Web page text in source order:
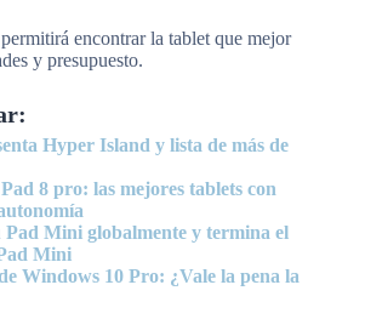
encontrar la tablet que mejor
y presupuesto.
Hyper Island y lista de más de
8 pro: las mejores tablets con
Pad Mini globalmente y termina el
Mini
Windows 10 Pro: ¿Vale la pena la